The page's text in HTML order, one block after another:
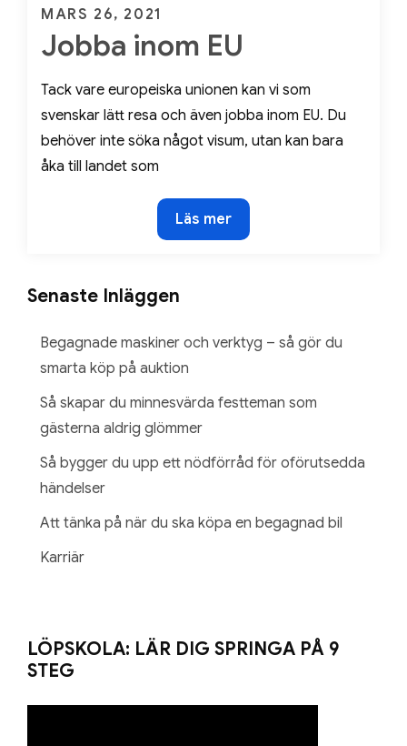
Posted
on
MARS 26, 2021
Jobba inom EU
Tack vare europeiska unionen kan vi som
svenskar lätt resa och även jobba inom EU. Du
behöver inte söka något visum, utan kan bara
åka till landet som
Jobba
inom
Läs mer
Senaste Inläggen
Begagnade maskiner och verktyg – så gör du
smarta köp på auktion
Så skapar du minnesvärda festteman som
gästerna aldrig glömmer
Så bygger du upp ett nödförråd för oförutsedda
händelser
Att tänka på när du ska köpa en begagnad bil
Karriär
LÖPSKOLA: LÄR DIG SPRINGA PÅ 9
STEG